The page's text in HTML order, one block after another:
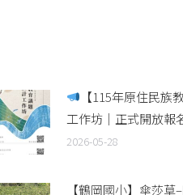
【115年原住民族
工作坊｜正式開放報
2026-05-28
【鶴岡國小】傘莎